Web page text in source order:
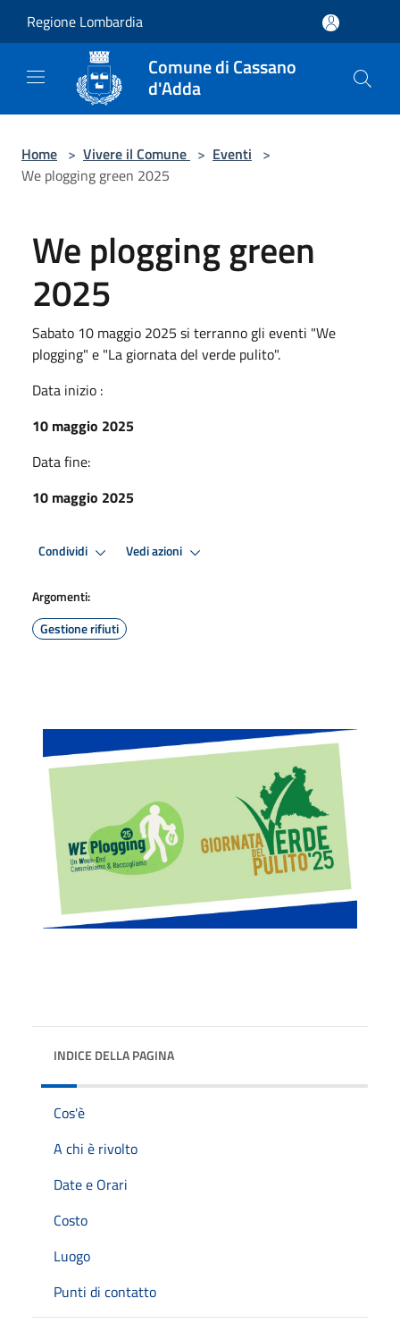
Regione Lombardia
Comune di Cassano
d'Adda
Home > Vivere il Comune > Eventi >
We plogging green 2025
We plogging green
2025
Sabato 10 maggio 2025 si terranno gli eventi "We
plogging" e "La giornata del verde pulito".
Data inizio :
10 maggio 2025
Data fine:
10 maggio 2025
Condividi Vedi azioni
Argomenti:
Gestione rifiuti
INDICE DELLA PAGINA
Cos'è
A chi è rivolto
Date e Orari
Costo
Luogo
Punti di contatto